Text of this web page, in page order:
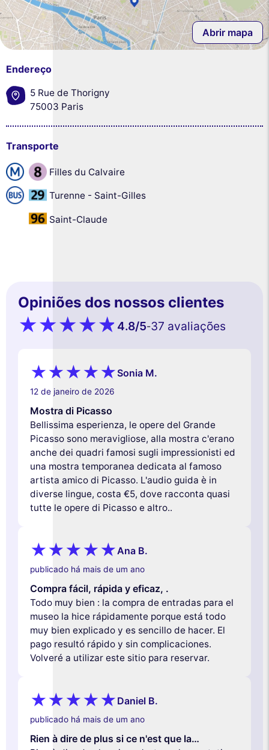
Abrir mapa
Endereço
5 Rue de Thorigny
75003 Paris
Transporte
Filles du Calvaire
Turenne - Saint-Gilles
Saint-Claude
Opiniões dos nossos clientes
4.8/5-37 avaliações
Sonia M.
12 de janeiro de 2026
Mostra di Picasso
Bellissima esperienza, le opere del Grande
Picasso sono meravigliose, alla mostra c'erano
anche dei quadri famosi sugli impressionisti ed
una mostra temporanea dedicata al famoso
artista amico di Picasso. L'audio guida è in
diverse lingue, costa €5, dove racconta quasi
tutte le opere di Picasso e altro..
Ana B.
publicado há mais de um ano
Compra fácil, rápida y eficaz, .
Todo muy bien : la compra de entradas para el
museo la hice rápidamente porque está todo
muy bien explicado y es sencillo de hacer. El
pago resultó rápido y sin complicaciones.
Volveré a utilizar este sitio para reservar.
Daniel B.
publicado há mais de um ano
Rien à dire de plus si ce n'est que la…